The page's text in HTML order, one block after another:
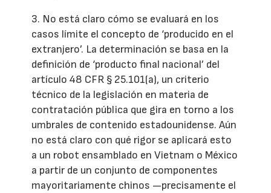
3. No está claro cómo se evaluará en los
casos límite el concepto de ‘producido en el
extranjero’. La determinación se basa en la
definición de ‘producto final nacional’ del
artículo 48 CFR § 25.101(a), un criterio
técnico de la legislación en materia de
contratación pública que gira en torno a los
umbrales de contenido estadounidense. Aún
no está claro con qué rigor se aplicará esto
a un robot ensamblado en Vietnam o México
a partir de un conjunto de componentes
mayoritariamente chinos —precisamente el